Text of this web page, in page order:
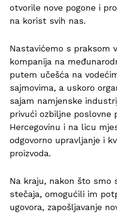
otvorile nove pogone i
na korist svih nas.
Nastavićemo s praksom
kompanija na
putem učešća na
sajmovima, a uskoro
sajam namjenske
privući ozbiljne poslovne
Hercegovinu i na licu
odgovorno upravljanje i
proizvoda.
Na kraju, nakon što smo
stečaja, omogućili im
ugovora, zapošljavanje